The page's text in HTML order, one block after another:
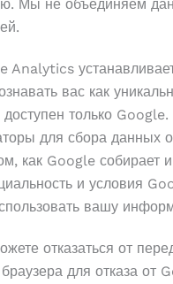
Мы не объединяем
Analytics
вас как
только
для сбора данных
как Google собирает
и условия
вашу
отказаться от
браузера для отказа